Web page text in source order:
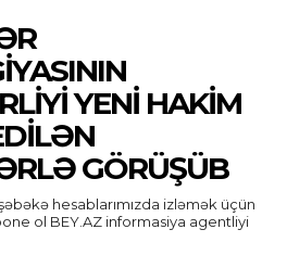
YENI HAKIM
GÖRÜŞÜB
hesablarımızda izləmək üçün
agentliyi